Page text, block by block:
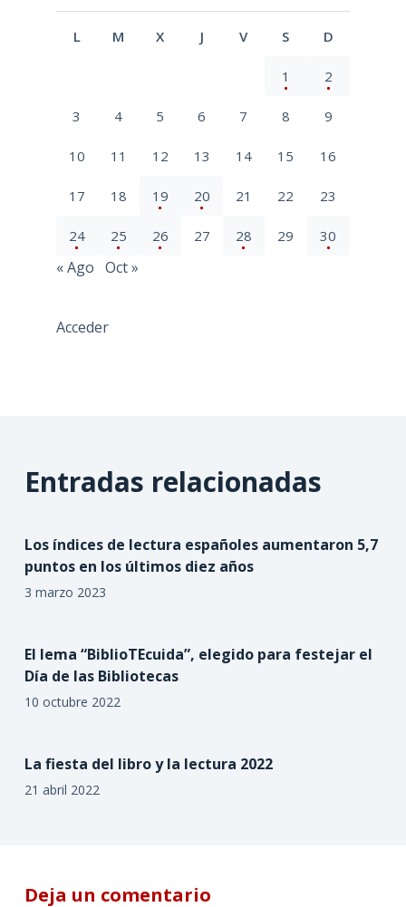
L M X J V S D
1 2
3 4 5 6 7 8 9
10 11 12 13 14 15 16
17 18 19 20 21 22 23
24 25 26 27 28 29 30
« Ago Oct »
Acceder
Entradas relacionadas
Los índices de lectura españoles aumentaron 5,7
puntos en los últimos diez años
3 marzo 2023
El lema “BiblioTEcuida”, elegido para festejar el
Día de las Bibliotecas
10 octubre 2022
La fiesta del libro y la lectura 2022
21 abril 2022
Deja un comentario